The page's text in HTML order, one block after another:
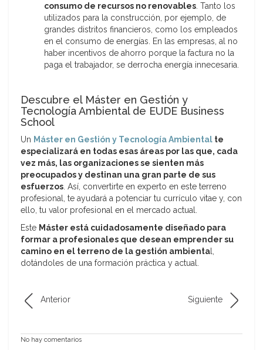
consumo de recursos no renovables. Tanto los
utilizados para la construcción, por ejemplo, de
grandes distritos financieros, como los empleados
en el consumo de energías. En las empresas, al no
haber incentivos de ahorro porque la factura no la
paga el trabajador, se derrocha energía innecesaria.
Descubre el Máster en Gestión y
Tecnología Ambiental de EUDE Business
School
Un Máster en Gestión y Tecnología Ambiental te
especializará en todas esas áreas por las que, cada
vez más, las organizaciones se sienten más
preocupados y destinan una gran parte de sus
esfuerzos. Así, convertirte en experto en este terreno
profesional, te ayudará a potenciar tu currículo vitae y, con
ello, tu valor profesional en el mercado actual.
Este Máster está cuidadosamente diseñado para
formar a profesionales que desean emprender su
camino en el terreno de la gestión ambiental,
dotándoles de una formación práctica y actual.
Anterior Siguiente
No hay comentarios